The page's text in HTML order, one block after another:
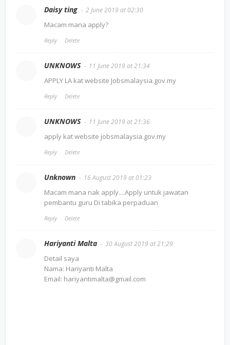
Daisy ting 2 June 2019 at 02:30
Macam mana apply?
Reply Delete
UNKNOWS 11 June 2019 at 21:34
APPLY LA kat website Jobsmalaysia.gov.my
Reply Delete
UNKNOWS 11 June 2019 at 21:36
apply kat website jobsmalaysia.gov.my
Reply Delete
Unknown 16 August 2019 at 01:23
Macam mana nak apply....Apply untuk jawatan
pembantu guru Di tabika perpaduan
Reply Delete
Hariyanti Malta 30 August 2019 at 21:29
Detail saya
Nama: Hariyanti Malta
Email: hariyantimalta@gmail.com